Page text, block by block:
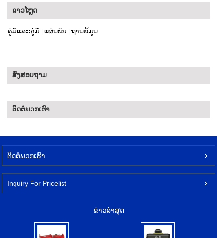
ດາວໂຫຼດ
ຄູ່ມືແລະຄູ່ມື ແຜ່ນພັບ ຖານຂໍ້ມູນ
ສົ່ງສອບຖາມ
ຕິດ​ຕໍ່​ພວກ​ເຮົາ
ຕິດ​ຕໍ່​ພວກ​ເຮົາ
Inquiry For Pricelist
ຂ່າວ​ລ່າ​ສຸດ